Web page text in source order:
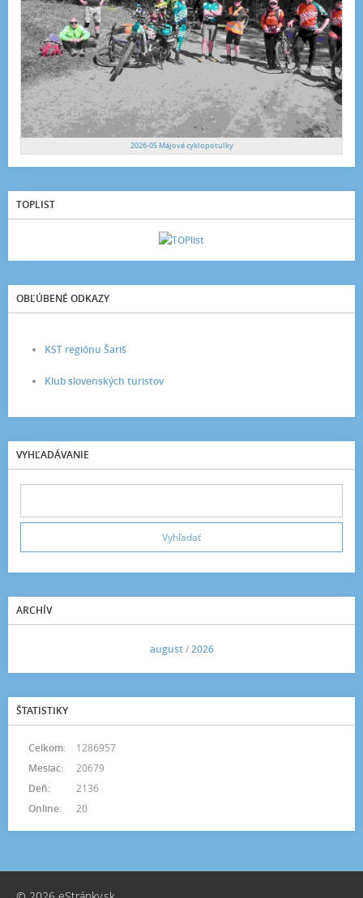
2026-05 Májové cyklopotulky
TOPLIST
OBĽÚBENÉ ODKAZY
KST regiónu Šariš
Klub slovenských turistov
VYHĽADÁVANIE
ARCHÍV
august/2026
ŠTATISTIKY
Online: 20
Celkom:
1286957
Mesiac:
20679
Deň:
2136